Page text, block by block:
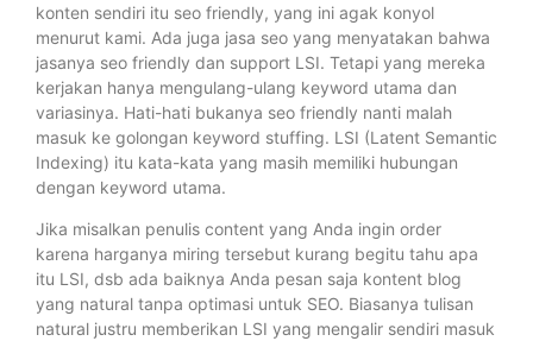
konten sendiri itu seo friendly, yang ini agak konyol
menurut kami. Ada juga jasa seo yang menyatakan bahwa
jasanya seo friendly dan support LSI. Tetapi yang mereka
kerjakan hanya mengulang-ulang keyword utama dan
variasinya. Hati-hati bukanya seo friendly nanti malah
masuk ke golongan keyword stuffing. LSI (Latent Semantic
Indexing) itu kata-kata yang masih memiliki hubungan
dengan keyword utama.
Jika misalkan penulis content yang Anda ingin order
karena harganya miring tersebut kurang begitu tahu apa
itu LSI, dsb ada baiknya Anda pesan saja kontent blog
yang natural tanpa optimasi untuk SEO. Biasanya tulisan
natural justru memberikan LSI yang mengalir sendiri masuk